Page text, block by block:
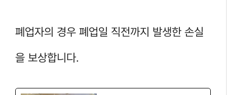
폐업자의 경우 폐업일 직전까지 발생한 손실
을 보상합니다.